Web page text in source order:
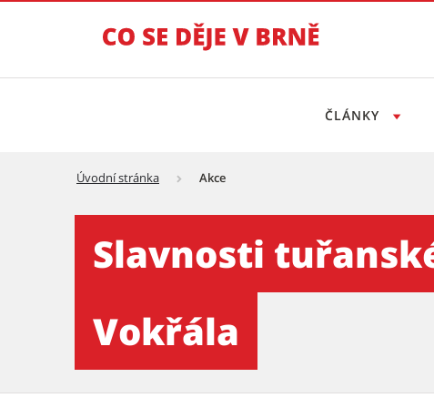
Slavnosti tuřanského zelí
ČLÁNKY
Úvodní stránka Akce
Slavnosti
Vokřála